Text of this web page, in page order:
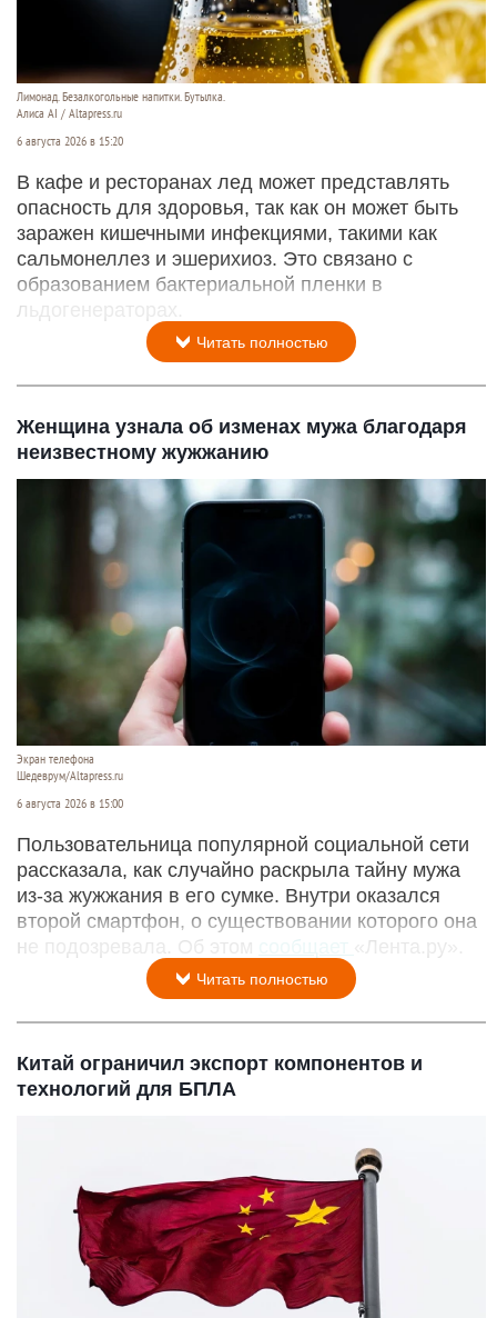
Лимонад. Безалкогольные напитки. Бутылка.
Алиса AI / Altapress.ru
6 августа 2026 в 15:20
В кафе и ресторанах лед может представлять
опасность для здоровья, так как он может быть
заражен кишечными инфекциями, такими как
сальмонеллез и эшерихиоз. Это связано с
образованием бактериальной пленки в
льдогенераторах.
Читать полностью
Женщина узнала об изменах мужа благодаря
неизвестному жужжанию
Экран телефона
Шедеврум/Altapress.ru
6 августа 2026 в 15:00
Пользовательница популярной социальной сети
рассказала, как случайно раскрыла тайну мужа
из-за жужжания в его сумке. Внутри оказался
второй смартфон, о существовании которого она
не подозревала. Об этом
сообщает «Лента.ру».
Читать полностью
Китай ограничил экспорт компонентов и
технологий для БПЛА